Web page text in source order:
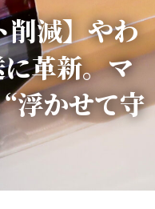
削減】やわ
革新。マ
浮かせて守